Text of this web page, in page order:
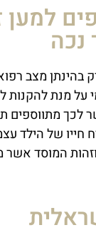
למען
נכה
בהינתן מצב
על מנת להקנות
לכך מתווספים
חייו של הילד
וזהות המוסד